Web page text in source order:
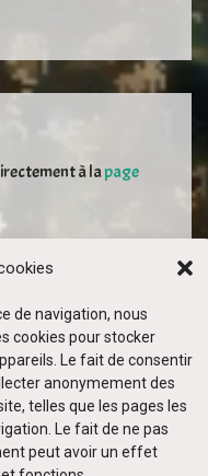
de navigation, nous
cookies pour stocker
Le fait de consentir
anonymement des
telles que les pages les
Le fait de ne pas
peut avoir un effet
à lapage